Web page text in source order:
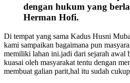
dengan hukum yang
Herman Hofi.
Di tempat yang sama Kadus Husni
kami sampaikan bagaimana pun
memiliki lahan ini.jadi dari sejarah awal
kuasai oleh masyarakat tentu dengan
membuat galian parit,hal itu sudah